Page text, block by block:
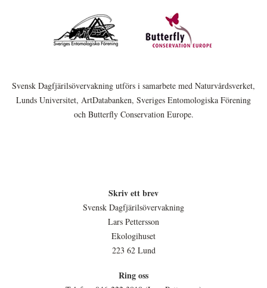
Svensk Dagfjärilsövervakning utförs i samarbete med Naturvårdsverket,
Lunds Universitet, ArtDatabanken, Sveriges Entomologiska Förening
och Butterfly Conservation Europe.
Skriv ett brev
Svensk Dagfjärilsövervakning
Lars Pettersson
Ekologihuset
223 62 Lund
Ring oss